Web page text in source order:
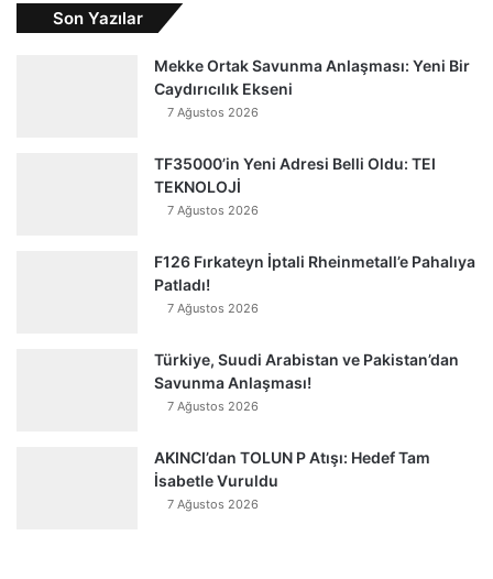
Son Yazılar
Mekke Ortak Savunma Anlaşması: Yeni Bir
Caydırıcılık Ekseni
7 Ağustos 2026
TF35000’in Yeni Adresi Belli Oldu: TEI
TEKNOLOJİ
7 Ağustos 2026
F126 Fırkateyn İptali Rheinmetall’e Pahalıya
Patladı!
7 Ağustos 2026
Türkiye, Suudi Arabistan ve Pakistan’dan
Savunma Anlaşması!
7 Ağustos 2026
AKINCI’dan TOLUN P Atışı: Hedef Tam
İsabetle Vuruldu
7 Ağustos 2026